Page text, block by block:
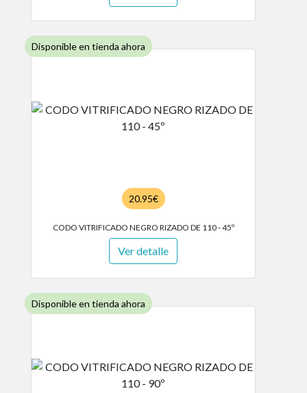
Disponible en tienda ahora
20.95€
CODO VITRIFICADO NEGRO RIZADO DE 110 - 45º
Ver detalle
Disponible en tienda ahora